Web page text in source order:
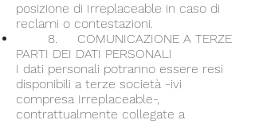
posizione di Irreplaceable in caso di
reclami o contestazioni.
8. COMUNICAZIONE A TERZE
PARTI DEI DATI PERSONALI
I dati personali potranno essere resi
disponibili a terze società -ivi
compresa Irreplaceable-,
contrattualmente collegate a